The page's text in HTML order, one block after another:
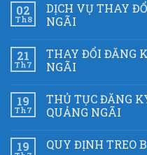
02
Th8
DỊCH VỤ THAY
NGÃI
21
Th7
THAY ĐỔI ĐĂNG
NGÃI
19
Th7
THỦ TỤC ĐĂNG
QUẢNG NGÃI
19 QUY ĐỊNH TREO